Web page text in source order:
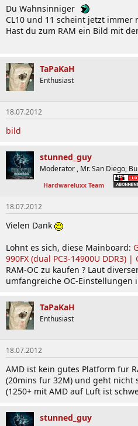
Du Wahnsinniger
CL10 und 11 scheint jetzt immer
Hast du zum RAM ein Bild mit
TaPaKaH
Enthusiast
18.07.2012
bild
stunned_guy
Moderator , Mr. San Diego,
Hardwareluxx Team
18.07.2012
Vielen Dank
Lohnt es sich, diese Mainboard:
990FX (dual PC3-14900U DDR3)
RAM-OC zu kaufen ? Laut
umfangreiche OC-Einstellungen
TaPaKaH
Enthusiast
18.07.2012
AMD ist kein gutes Platform fur
(20mins fur 32M) und geht nicht
(1250+ mit AMD auf Luft ist
stunned_guy